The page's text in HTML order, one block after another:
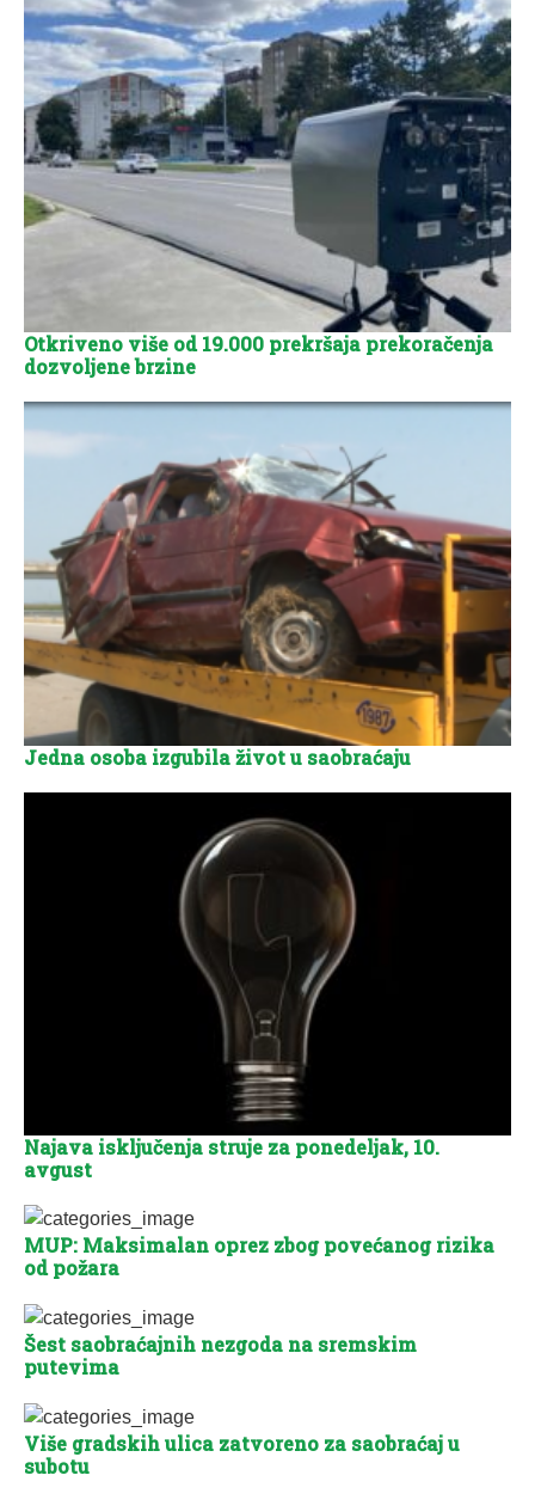
Otkriveno više od 19.000 prekršaja prekoračenja
dozvoljene brzine
Jedna osoba izgubila život u saobraćaju
Najava isključenja struje za ponedeljak, 10.
avgust
MUP: Maksimalan oprez zbog povećanog rizika
od požara
Šest saobraćajnih nezgoda na sremskim
putevima
Više gradskih ulica zatvoreno za saobraćaj u
subotu